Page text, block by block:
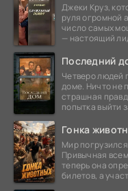
Джеки Круз,
руля огромной
число самых
— настоящий
Последний
Четверо людей
доме. Ничто не
страшная
попытка выйти
Гонка
Мир
Привычная
теперь она
билетов, а